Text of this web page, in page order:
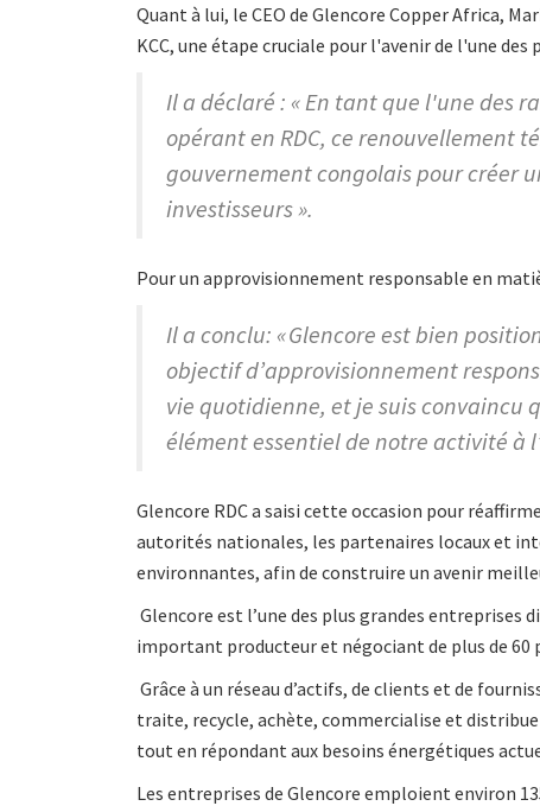
Quant à lui, le CEO de Glencore Copper Africa,
KCC, une étape cruciale pour l'avenir de l'une des
Il a déclaré : « En tant que l'une des
opérant en RDC, ce renouvellement
gouvernement congolais pour créer
investisseurs ».
Pour un approvisionnement responsable en
Il a conclu: « Glencore est bien
objectif d’approvisionnement
vie quotidienne, et je suis convaincu
élément essentiel de notre activité à
Glencore RDC a saisi cette occasion pour
autorités nationales, les partenaires locaux et
environnantes, afin de construire un avenir
Glencore est l’une des plus grandes entreprises
important producteur et négociant de plus de 60
Grâce à un réseau d’actifs, de clients et de
traite, recycle, achète, commercialise et
tout en répondant aux besoins énergétiques
Les entreprises de Glencore emploient environ